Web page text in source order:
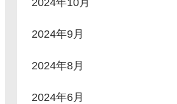
2024年9月
2024年8月
2024年6月